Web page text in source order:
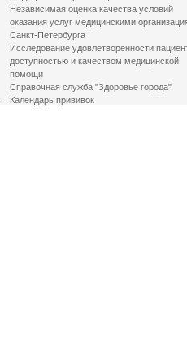
Независимая оценка качества условий
оказания услуг медицинскими
Санкт-Петербурга
Исследование удовлетворенности
доступностью и качеством медицинской
помощи
Справочная служба "Здоровье города"
Календарь прививок